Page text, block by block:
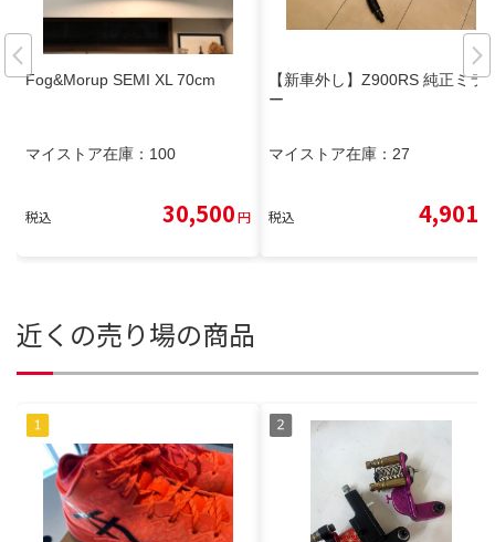
Fog&Morup SEMI XL 70cm
マイストア在庫： 100
税込 30,500円
【新車外し】Z900RS 純正ミラ
ー
マイストア在庫： 27
税込 4,901
近くの売り場の商品